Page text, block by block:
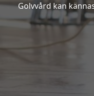
Golvvård kan